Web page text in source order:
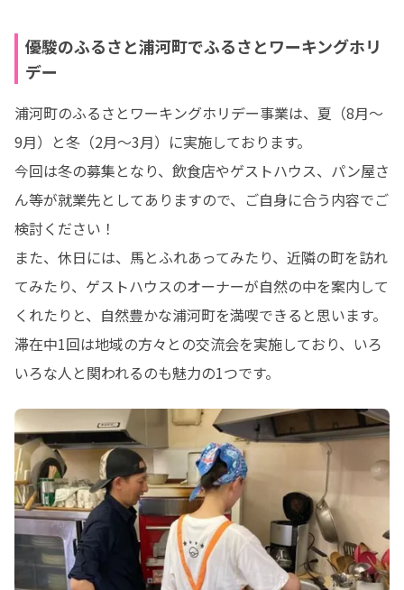
優駿のふるさと浦河町でふるさとワーキングホリ
デー
浦河町のふるさとワーキングホリデー事業は、夏（8月～
9月）と冬（2月～3月）に実施しております。
今回は冬の募集となり、飲食店やゲストハウス、パン屋さ
ん等が就業先としてありますので、ご自身に合う内容でご
検討ください！
また、休日には、馬とふれあってみたり、近隣の町を訪れ
てみたり、ゲストハウスのオーナーが自然の中を案内して
くれたりと、自然豊かな浦河町を満喫できると思います。
滞在中1回は地域の方々との交流会を実施しており、いろ
いろな人と関われるのも魅力の1つです。